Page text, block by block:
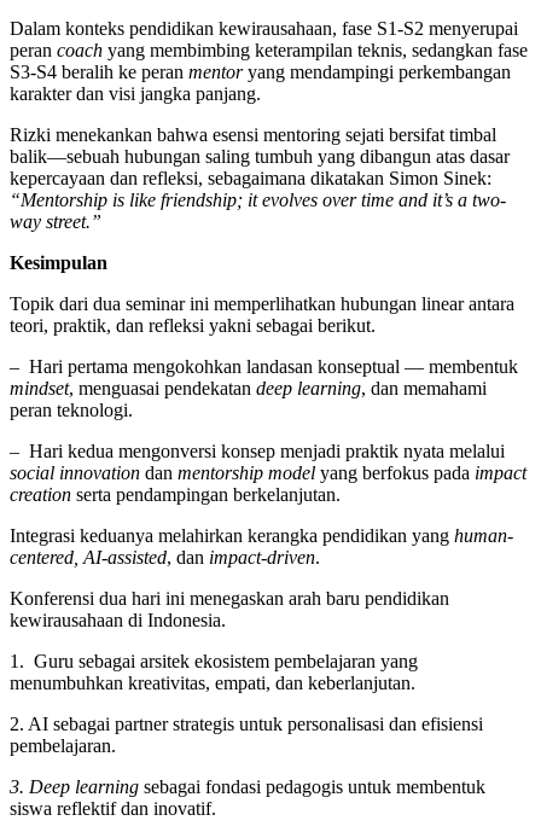
Dalam konteks pendidikan kewirausahaan, fase S1-S2 menyerupai
peran coach yang membimbing keterampilan teknis, sedangkan fase
S3-S4 beralih ke peran mentoryang mendampingi perkembangan
karakter dan visi jangka panjang.
Rizki menekankan bahwa esensi mentoring sejati bersifat timbal
balik—sebuah hubungan saling tumbuh yang dibangun atas dasar
kepercayaan dan refleksi, sebagaimana dikatakan Simon Sinek:
“Mentorship is like friendship; it evolves over time and it’s a two-
way street.”
Kesimpulan
Topik dari dua seminar ini memperlihatkan hubungan linear antara
teori, praktik, dan refleksi yakni sebagai berikut.
– Hari pertama mengokohkan landasan konseptual — membentuk
mindset, menguasai pendekatan deep learning, dan memahami
peran teknologi.
– Hari kedua mengonversi konsep menjadi praktik nyata melalui
social innovation dan mentorship model yang berfokus pada impact
creation serta pendampingan berkelanjutan.
Integrasi keduanya melahirkan kerangka pendidikan yang human-
centered, AI-assisted, dan impact-driven.
Konferensi dua hari ini menegaskan arah baru pendidikan
kewirausahaan di Indonesia.
1. Guru sebagai arsitek ekosistem pembelajaran yang
menumbuhkan kreativitas, empati, dan keberlanjutan.
2. AI sebagai partner strategis untuk personalisasi dan efisiensi
pembelajaran.
3. Deep learning sebagai fondasi pedagogis untuk membentuk
siswa reflektif dan inovatif.